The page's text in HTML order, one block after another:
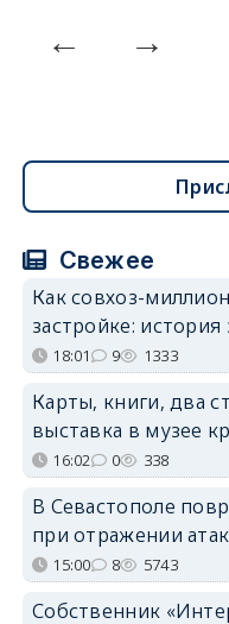
Свежее
Как совхоз-
застройке:
18:01 9 1333
Карты, книги, два
выставка в музее
16:02 0 338
В Севастополе
при отражении
15:00 8 5743
Собственник